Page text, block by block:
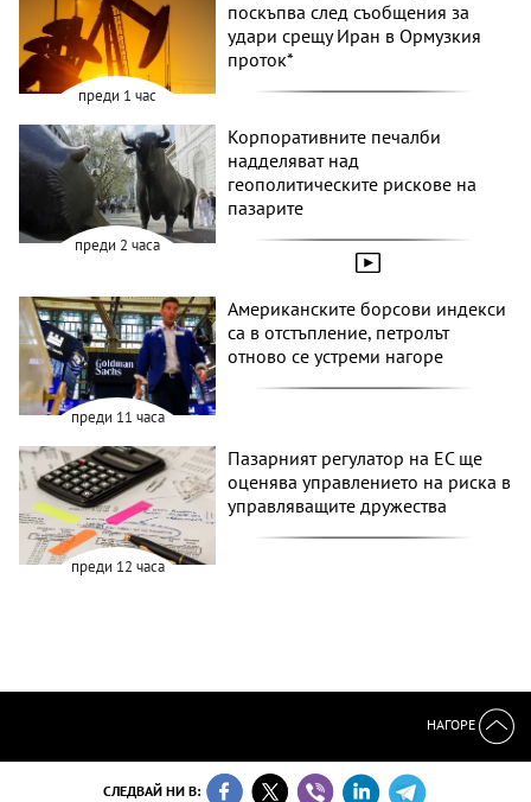
преди 1 час
поскъпва след съобщения за
удари срещу Иран в Ормузкия
проток*
преди 2 часа
Корпоративните печалби
надделяват над
геополитическите рискове на
пазарите
преди 11 часа
Американските борсови индекси
са в отстъпление, петролът
отново се устреми нагоре
преди 12 часа
Пазарният регулатор на ЕС ще
оценява управлението на риска в
управляващите дружества
НАГОРЕ
СЛЕДВАЙ НИ В: